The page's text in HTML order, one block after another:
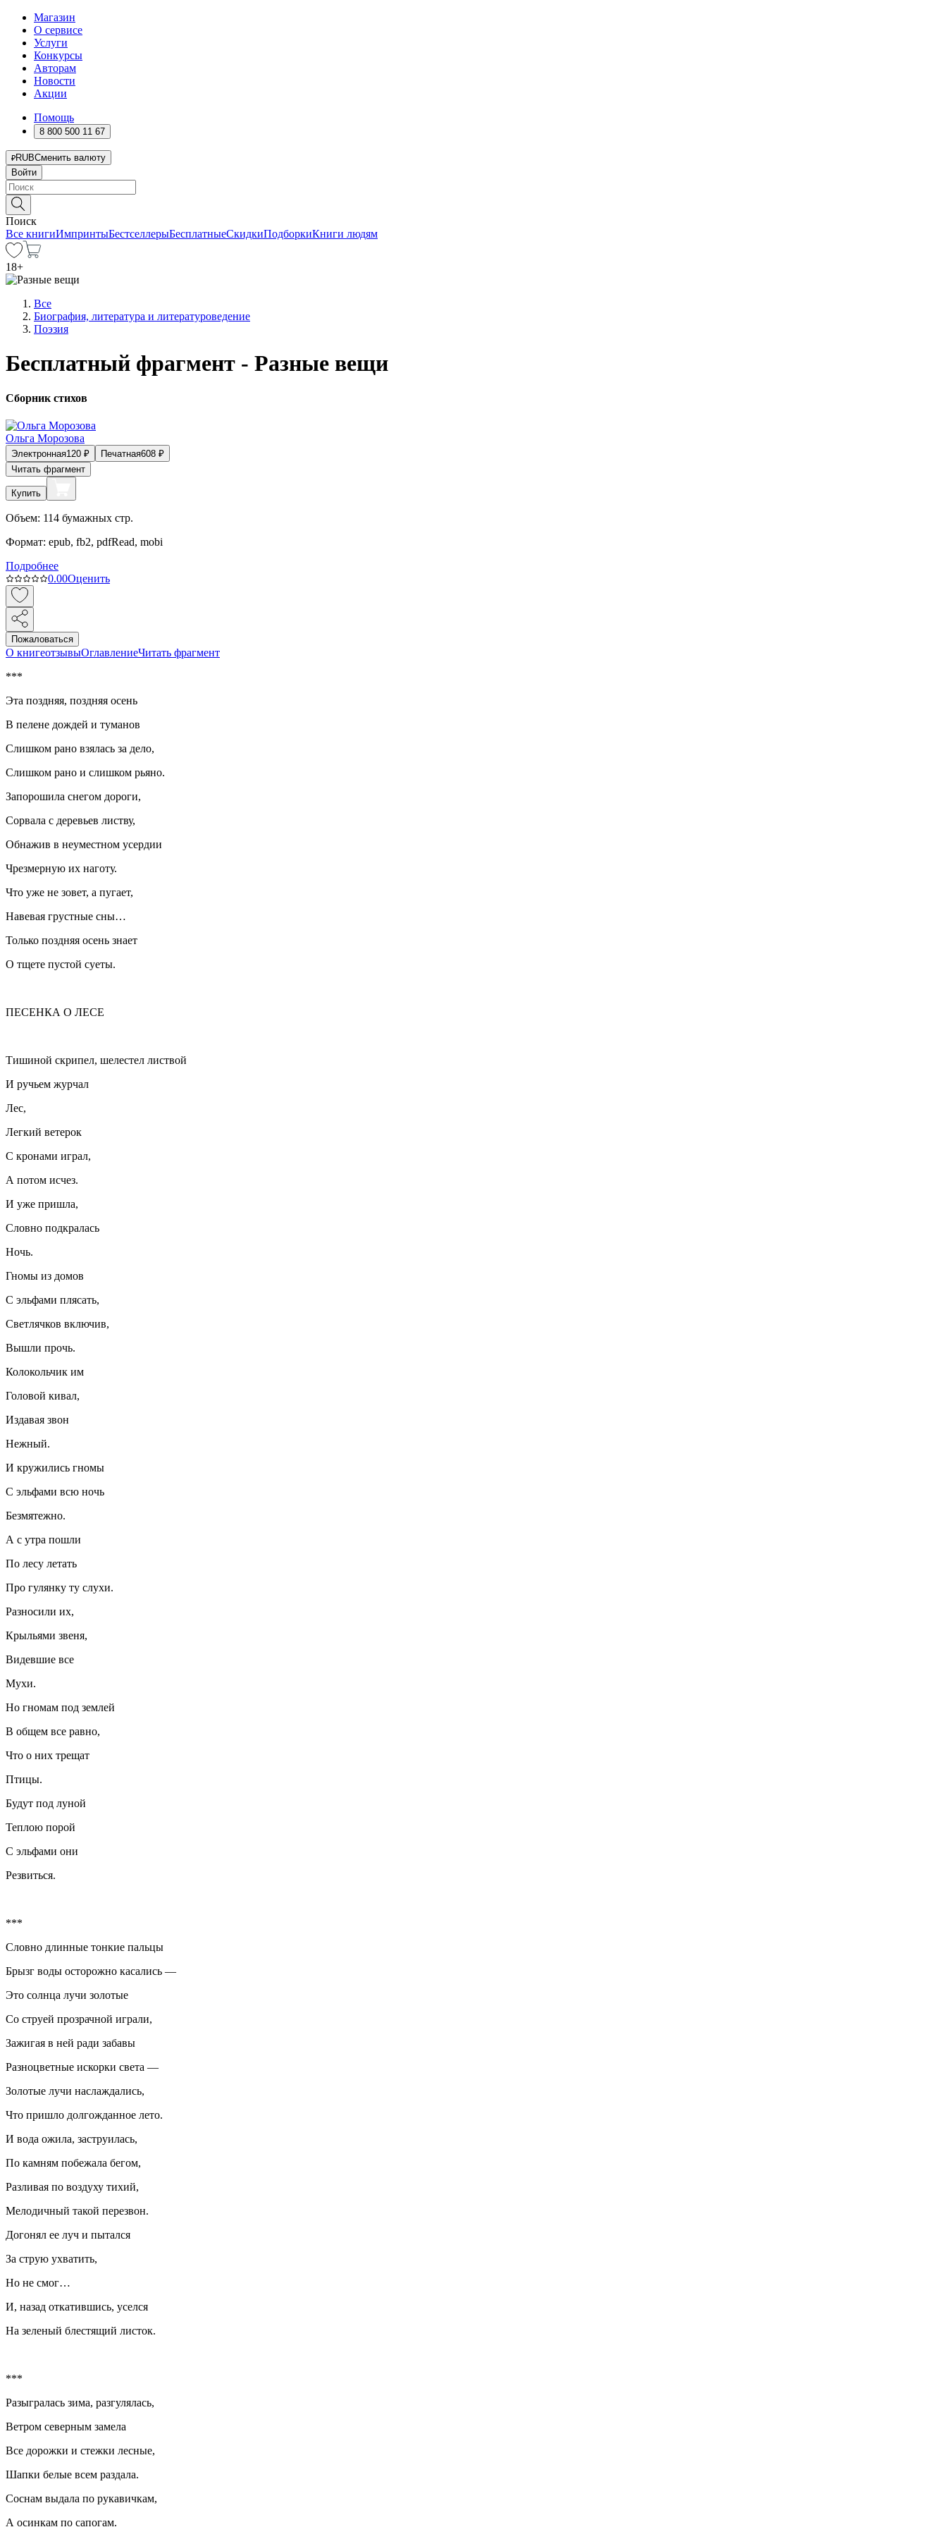
Магазин
О сервисе
Услуги
Конкурсы
Авторам
Новости
Акции
Помощь
8 800 500 11 67
RUBСменить валюту
Войти
Поиск
Все книгиИмпринтыБестселлерыБесплатныеСкидкиПодборкиКниги людям
18+
Все
Биография, литература и литературоведение
Поэзия
Бесплатный фрагмент - Разные вещи
Сборник стихов
Ольга Морозова
Электронная120 ₽ Печатная608 ₽
Читать фрагмент
Купить
Объем: 114 бумажных стр.
Формат: epub, fb2, pdfRead, mobi
Подробнее
0.00Оценить
Пожаловаться
О книгеотзывыОглавлениеЧитать фрагмент
***
Эта поздняя, поздняя осень
В пелене дождей и туманов
Слишком рано взялась за дело,
Слишком рано и слишком рьяно.
Запорошила снегом дороги,
Сорвала с деревьев листву,
Обнажив в неуместном усердии
Чрезмерную их наготу.
Что уже не зовет, а пугает,
Навевая грустные сны…
Только поздняя осень знает
О тщете пустой суеты.
ПЕСЕНКА О ЛЕСЕ
Тишиной скрипел, шелестел листвой
И ручьем журчал
Лес,
Легкий ветерок
С кронами играл,
А потом исчез.
И уже пришла,
Словно подкралась
Ночь.
Гномы из домов
С эльфами плясать,
Светлячков включив,
Вышли прочь.
Колокольчик им
Головой кивал,
Издавая звон
Нежный.
И кружились гномы
С эльфами всю ночь
Безмятежно.
А с утра пошли
По лесу летать
Про гулянку ту слухи.
Разносили их,
Крыльями звеня,
Видевшие все
Мухи.
Но гномам под землей
В общем все равно,
Что о них трещат
Птицы.
Будут под луной
Теплою порой
С эльфами они
Резвиться.
***
Словно длинные тонкие пальцы
Брызг воды осторожно касались­­ —
Это солнца лучи золотые
Со струей прозрачной играли,
Зажигая в ней ради забавы
Разноцветные искорки света —
Золотые лучи наслаждались,
Что пришло долгожданное лето.
И вода ожила, заструилась,
По камням побежала бегом,
Разливая по воздуху тихий,
Мелодичный такой перезвон.
Догонял ее луч и пытался
За струю ухватить,
Но не смог…
И, назад откатившись, уселся
На зеленый блестящий листок.
***
Разыгралась зима, разгулялась,
Ветром северным замела
Все дорожки и стежки лесные,
Шапки белые всем раздала.
Соснам выдала по рукавичкам,
А осинкам по сапогам.